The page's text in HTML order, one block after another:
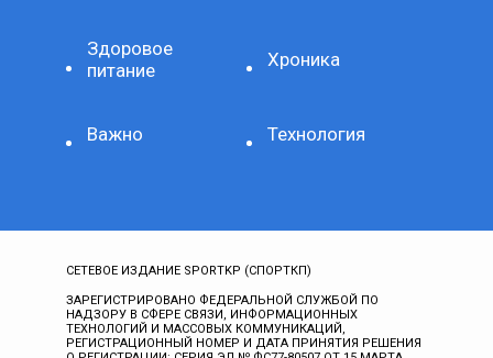
Здоровое
питание
Хроника
Важно Технология
СЕТЕВОЕ ИЗДАНИЕ SPORTKP (СПОРТКП)
ЗАРЕГИСТРИРОВАНО ФЕДЕРАЛЬНОЙ СЛУЖБОЙ ПО
НАДЗОРУ В СФЕРЕ СВЯЗИ, ИНФОРМАЦИОННЫХ
ТЕХНОЛОГИЙ И МАССОВЫХ КОММУНИКАЦИЙ,
РЕГИСТРАЦИОННЫЙ НОМЕР И ДАТА ПРИНЯТИЯ РЕШЕНИЯ